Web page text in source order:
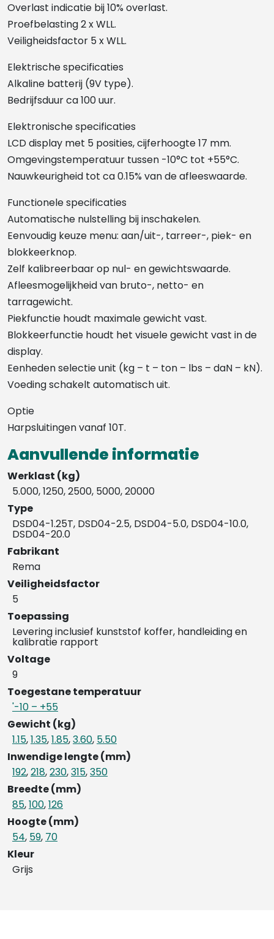
Overlast indicatie bij 10% overlast.
Proefbelasting 2 x WLL.
Veiligheidsfactor 5 x WLL.
Elektrische specificaties
Alkaline batterij (9V type).
Bedrijfsduur ca 100 uur.
Elektronische specificaties
LCD display met 5 posities, cijferhoogte 17 mm.
Omgevingstemperatuur tussen -10°C tot +55°C.
Nauwkeurigheid tot ca 0.15% van de afleeswaarde.
Functionele specificaties
Automatische nulstelling bij inschakelen.
Eenvoudig keuze menu: aan/uit-, tarreer-, piek- en
blokkeerknop.
Zelf kalibreerbaar op nul- en gewichtswaarde.
Afleesmogelijkheid van bruto-, netto- en
tarragewicht.
Piekfunctie houdt maximale gewicht vast.
Blokkeerfunctie houdt het visuele gewicht vast in de
display.
Eenheden selectie unit (kg – t – ton – lbs – daN – kN).
Voeding schakelt automatisch uit.
Optie
Harpsluitingen vanaf 10T.
Aanvullende informatie
Werklast (kg)
5.000, 1250, 2500, 5000, 20000
Type
DSD04-1.25T, DSD04-2.5, DSD04-5.0, DSD04-10.0,
DSD04-20.0
Fabrikant
Rema
Veiligheidsfactor
5
Toepassing
Levering inclusief kunststof koffer, handleiding en
kalibratie rapport
Voltage
9
Toegestane temperatuur
'-10 – +55
Gewicht (kg)
1.15,1.35,1.85,3.60, 5.50
Inwendige lengte (mm)
192,218,230,315,350
Breedte (mm)
85,100,126
Hoogte (mm)
54, 59, 70
Kleur
Grijs